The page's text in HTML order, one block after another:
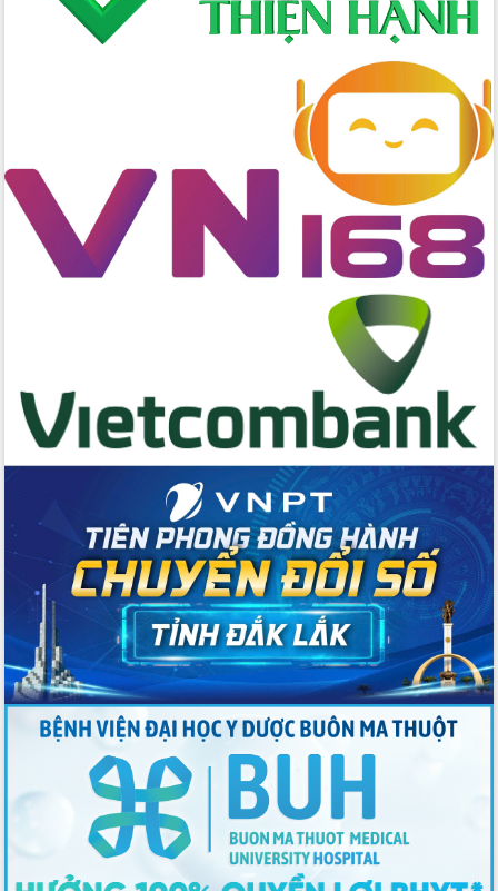
Quyết liệt tháo gỡ vướng mắc, đẩy
nhanh tiến độ các dự án trọng điểm
Đắk Lắk thời kỳ 2021-2030, tầm nhìn
đến năm 2050
Phát động chiến dịch 30 ngày đêm
giải phóng mặt bằng Tuyến đường bộ
ven biển
với Tập đoàn Bưu chính Viễn thông
Việt Nam
Đắk Lắk về phát triển nhân lực y tế
Du lịch Đắk Lắk nâng tầm trải nghiệm
du khách thông qua Hệ thống cơ sở dữ
liệu và Bản đồ số
Tập huấn ứng dụng trí tuệ nhân tạo (AI)
trong thương mại điện tử năm 2026
Đoàn đại biểu Quốc hội tỉnh Đắk Lắk
trao đổi thông tin trước Kỳ họp thứ
nhất, Quốc hội khóa XVI
Quyết liệt cải cách hành chính, khơi
thông nguồn lực phát triển
Nâng cao hiệu lực, hiệu quả HĐND
tỉnh thông qua hiện đại hóa hành chính
Xã Ea Phê gắn cải cách hành chính với
chuyển đổi số
Phó Chủ tịch Thường trực UBND tỉnh